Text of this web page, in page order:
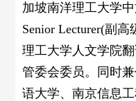
加坡南洋理工大学
Senior Lecturer(副高
理工大学人文学院
管委会委员。同时
语大学、南京信息